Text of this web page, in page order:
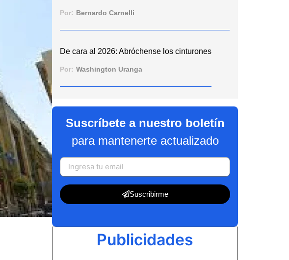
Por: Bernardo Carnelli
De cara al 2026: Abróchense los cinturones
Por: Washington Uranga
Suscríbete a nuestro boletín
para mantenerte actualizado
Suscribirme
Publicidades